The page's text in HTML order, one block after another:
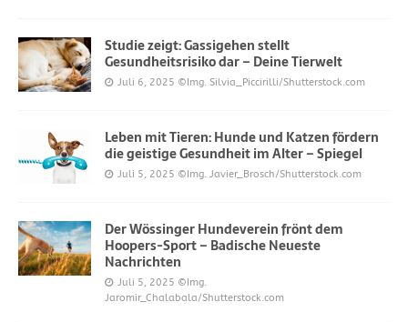
Studie zeigt: Gassigehen stellt
Gesundheitsrisiko dar – Deine Tierwelt
Juli 6, 2025 ©Img. Silvia_Piccirilli/Shutterstock.com
Leben mit Tieren: Hunde und Katzen fördern
die geistige Gesundheit im Alter – Spiegel
Juli 5, 2025 ©Img. Javier_Brosch/Shutterstock.com
Der Wössinger Hundeverein frönt dem
Hoopers-Sport – Badische Neueste
Nachrichten
Juli 5, 2025 ©Img.
Jaromir_Chalabala/Shutterstock.com